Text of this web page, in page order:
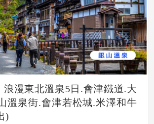
浪漫東北溫泉5日.會津鐵道.大
溫泉街.會津若松城.米澤和牛
)